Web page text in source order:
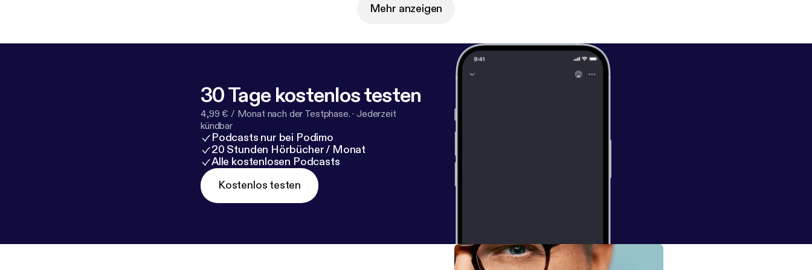
t[https://linktr.ee/DEM.diesereinemoment] Dieser Podcast ist eine Produktion von
Podcasts gibt. Redaktion: Philipp Fleiter und Laila Keuthage | Produktion: WeMynd
Mehr anzeigen
30 Tage kostenlos testen
4,99 € / Monat nach der Testphase. · Jederzeit
kündbar
Podcasts nur bei Podimo
20 Stunden Hörbücher / Monat
Alle kostenlosen Podcasts
Kostenlos testen